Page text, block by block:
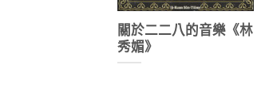
關於二二八的音樂《林
秀媚》